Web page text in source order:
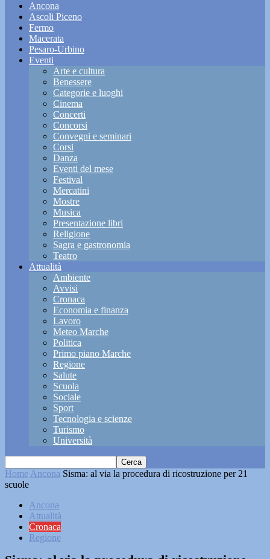
Ancona
Ascoli Piceno
Fermo
Macerata
Pesaro-Urbino
Eventi
Arte e cultura
Benessere
Categorie e luoghi
Cinema
Concerti
Concorsi
Convegni e seminari
Corsi
Danza
Eventi del mese
Festival
Mercatini
Mostre
Musica
Presentazione libri
Religione
Sagra e gastronomia
Teatro
Attualità
Ambiente
Avvisi
Cronaca
Economia e finanza
Lavoro
Meteo Marche
Politica
Primo piano Marche
Regione
Salute
Scuola
Sociale
Sport
Tecnologia e scienze
Turismo
Università
Home Ancona Sisma: al via la procedura di ricostruzione per 21
scuole
Ancona
Attualità
Cronaca
Regione